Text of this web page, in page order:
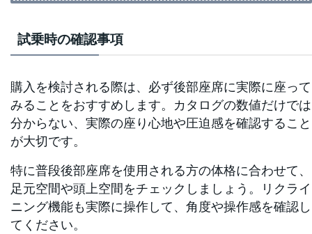
試乗時の確認事項
購入を検討される際は、必ず後部座席に実際に座って
みることをおすすめします。カタログの数値だけでは
分からない、実際の座り心地や圧迫感を確認すること
が大切です。
特に普段後部座席を使用される方の体格に合わせて、
足元空間や頭上空間をチェックしましょう。リクライ
ニング機能も実際に操作して、角度や操作感を確認し
てください。